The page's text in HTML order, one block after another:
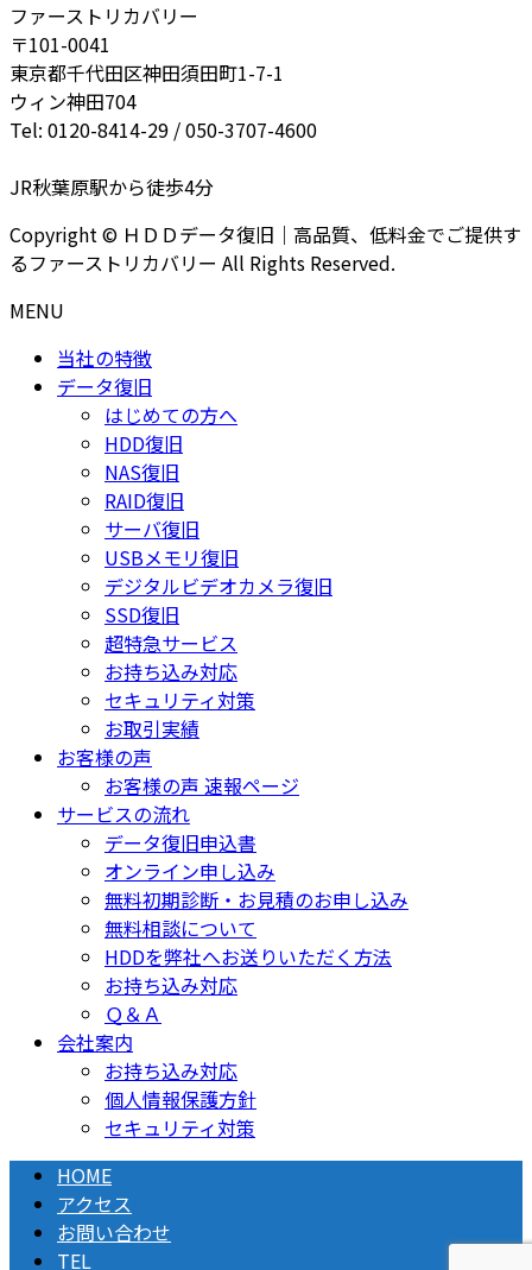
ファーストリカバリー
〒101-0041
東京都千代田区神田須田町1-7-1
ウィン神田704
Tel: 0120-8414-29 / 050-3707-4600
JR秋葉原駅から徒歩4分
Copyright © ＨＤＤデータ復旧｜高品質、低料金でご提供す
るファーストリカバリー All Rights Reserved.
MENU
当社の特徴
データ復旧
はじめての方へ
HDD復旧
NAS復旧
RAID復旧
サーバ復旧
USBメモリ復旧
デジタルビデオカメラ復旧
SSD復旧
超特急サービス
お持ち込み対応
セキュリティ対策
お取引実績
お客様の声
お客様の声 速報ページ
サービスの流れ
データ復旧申込書
オンライン申し込み
無料初期診断・お見積のお申し込み
無料相談について
HDDを弊社へお送りいただく方法
お持ち込み対応
Ｑ＆Ａ
会社案内
お持ち込み対応
個人情報保護方針
セキュリティ対策
HOME
アクセス
お問い合わせ
TEL